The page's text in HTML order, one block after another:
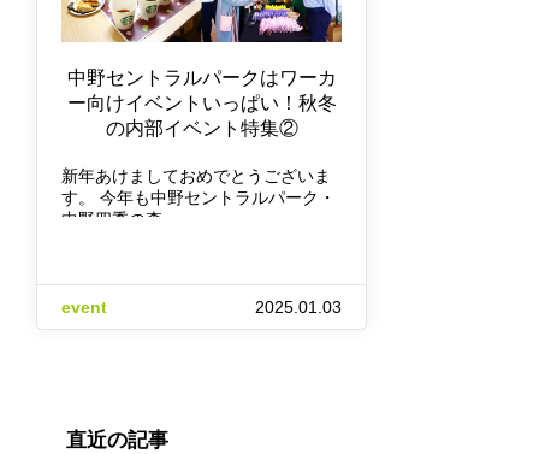
中野セントラルパークはワーカ
ー向けイベントいっぱい！秋冬
の内部イベント特集②
新年あけましておめでとうございま
す。 今年も中野セントラルパーク・
中野四季の森…
event 2025.01.03
直近の記事